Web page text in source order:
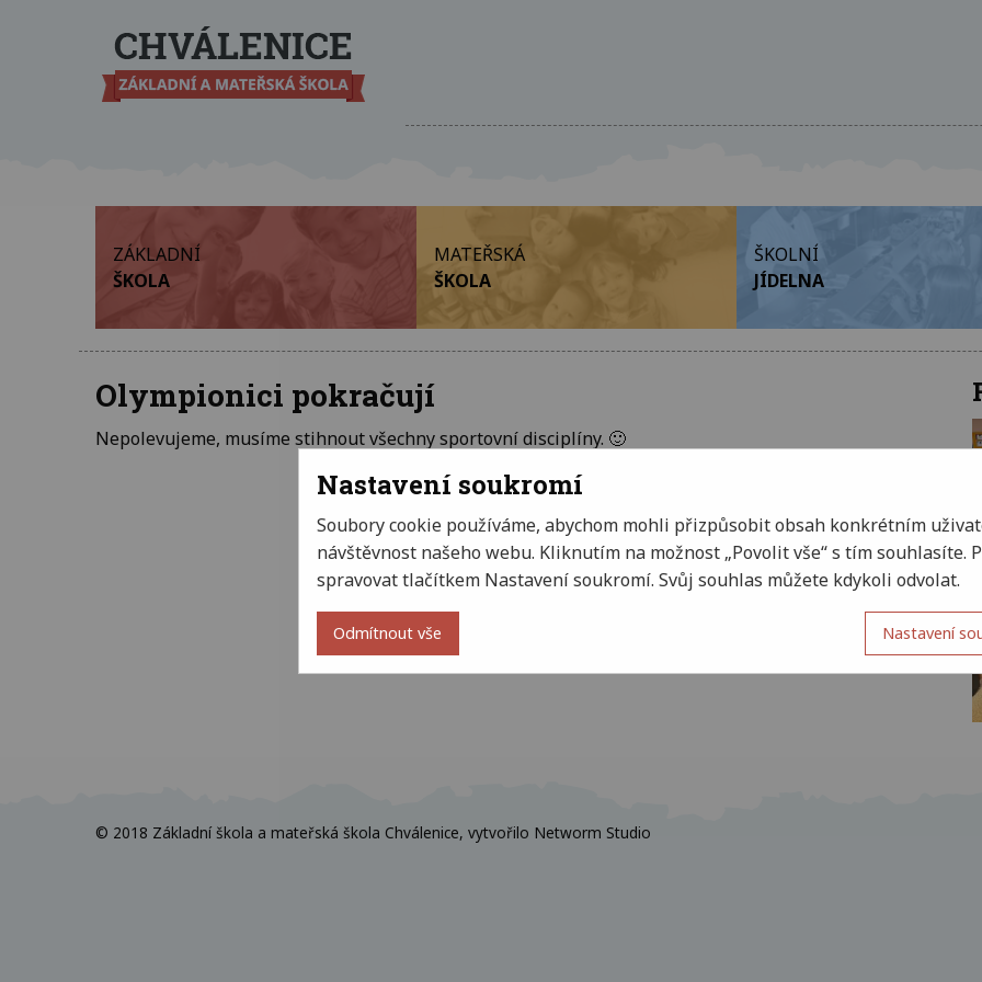
ZÁKLADNÍ
ŠKOLA
MATEŘSKÁ
ŠKOLA
ŠKOLNÍ
JÍDELNA
Olympionici pokračují
Nepolevujeme, musíme stihnout všechny sportovní disciplíny. 🙂
© 2018 Základní škola a mateřská škola Chválenice, vytvořilo Networm Studio
Nastavení soukromí
Soubory cookie používáme, abychom mohli přizpůsobit obsah konkrétním
návštěvnost našeho webu. Kliknutím na možnost „Povolit vše“ s tím souhlasíte.
spravovat tlačítkem Nastavení soukromí. Svůj souhlas můžete kdykoli odvolat.
Odmítnout vše Nastavení